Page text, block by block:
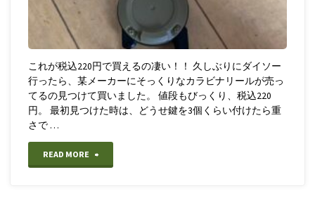
これが税込220円で買えるの凄い！！ 久しぶりにダイソー
行ったら、某メーカーにそっくりなカラビナリールが売っ
てるの見つけて買いました。 値段もびっくり、税込220
円。 最初見つけた時は、どうせ鍵を3個くらい付けたら重
さで …
READ MORE "【ダ